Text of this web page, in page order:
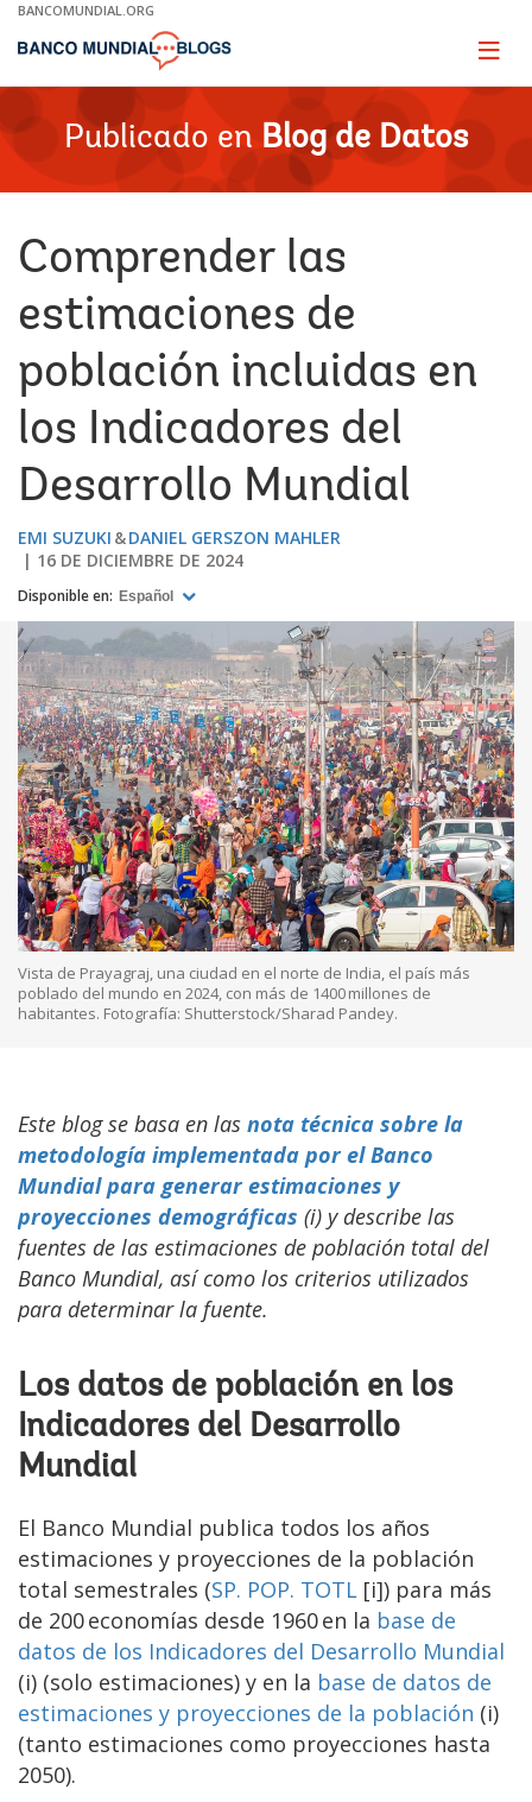
Skip
Main
BANCOMUNDIAL.ORG
Page
Publicado en Blog de Datos
Comprender las
estimaciones de
población incluidas en
los Indicadores del
Desarrollo Mundial
EMI SUZUKI
DANIEL GERSZON MAHLER
16 DE DICIEMBRE DE 2024
Disponible en: Español
Vista de Prayagraj, una ciudad en el norte de India, el país más
poblado del mundo en 2024, con más de 1400 millones de
habitantes. Fotografía: Shutterstock/Sharad Pandey.
Este blog se basa en las nota técnica sobre la
metodología implementada por el Banco
Mundial para generar estimaciones y
proyecciones demográficas (i) y describe las
fuentes de las estimaciones de población total del
Banco Mundial, así como los criterios utilizados
para determinar la fuente.
Los datos de población en los
Indicadores del Desarrollo
Mundial
El Banco Mundial publica todos los años
estimaciones y proyecciones de la población
total semestrales (SP. POP. TOTL [i]) para más
de 200 economías desde 1960 en la base de
datos de los Indicadores del Desarrollo Mundial
(i) (solo estimaciones) y en la base de datos de
estimaciones y proyecciones de la población (i)
(tanto estimaciones como proyecciones hasta
2050).